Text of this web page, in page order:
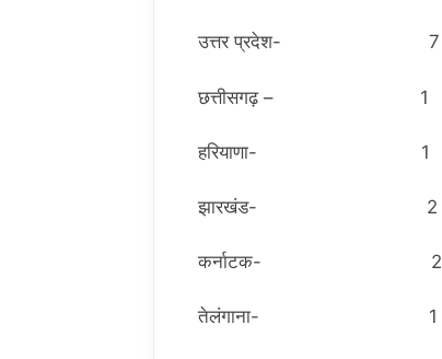
उत्तर प्रदेश- 7
छत्तीसगढ़ – 1
हरियाणा- 1
झारखंड- 2
कर्नाटक- 2
तेलंगाना- 1